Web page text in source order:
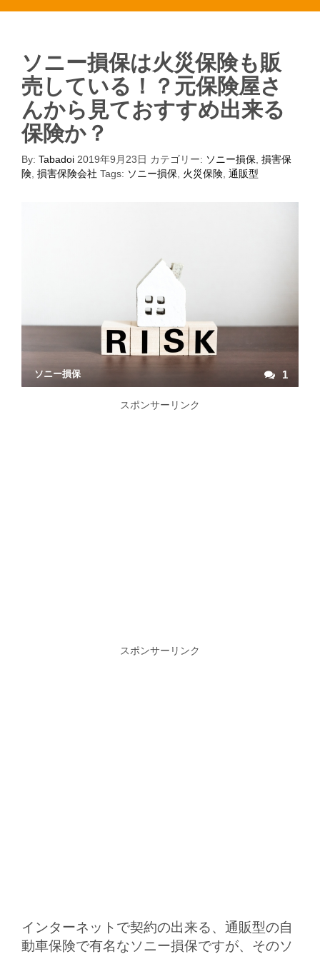
ソニー損保は火災保険も販
売している！？元保険屋さ
んから見ておすすめ出来る
保険か？
By: Tabadoi 2019年9月23日 カテゴリー: ソニー損保 損害保
険 損害保険会社 Tags: ソニー損保 火災保険 通販型
ソニー損保 1
スポンサーリンク
スポンサーリンク
インターネットで契約の出来る、通販型の自
動車保険で有名なソニー損保ですが、そのソ